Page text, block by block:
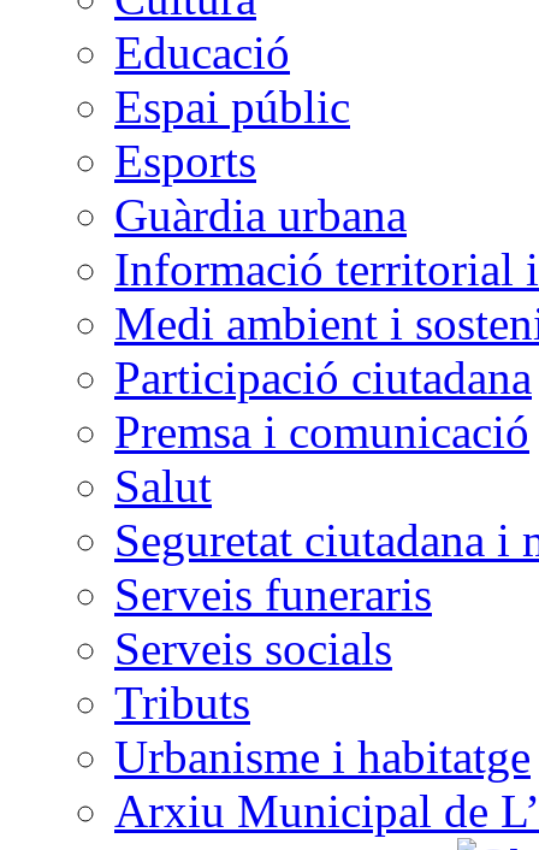
Educació
Espai públic
Esports
Guàrdia urbana
Informació territorial
Medi ambient i
Participació ciutadana
Premsa i comunicació
Salut
Seguretat ciutadana i
Serveis funeraris
Serveis socials
Tributs
Urbanisme i habitatge
Arxiu Municipal de